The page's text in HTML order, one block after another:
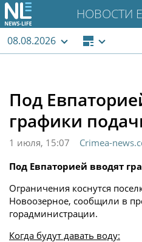
НОВОСТИ
08.08.2026
Под
графики
1 июля, 15:07
Crimea-
Под Евпаторией вводят
Ограничения коснутся
Новоозерное, сообщили в
горадминистрации.
Когда будут давать воду: